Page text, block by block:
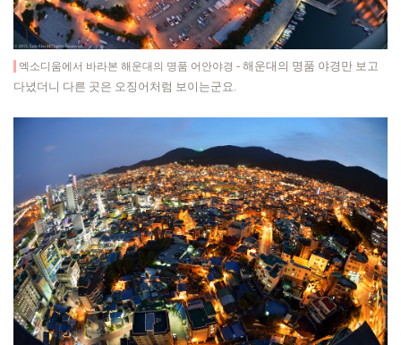
엑소디움에서 바라본 해운대의 명품 어안야경 - 해운대의 명품 야경만 보고
다녔더니 다른 곳은 오징어처럼 보이는군요.